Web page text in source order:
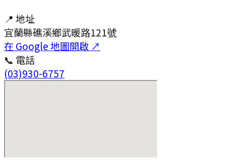
📍 地址
宜蘭縣礁溪鄉武暖路121號
在 Google 地圖開啟 ↗
📞 電話
(03)930-6757